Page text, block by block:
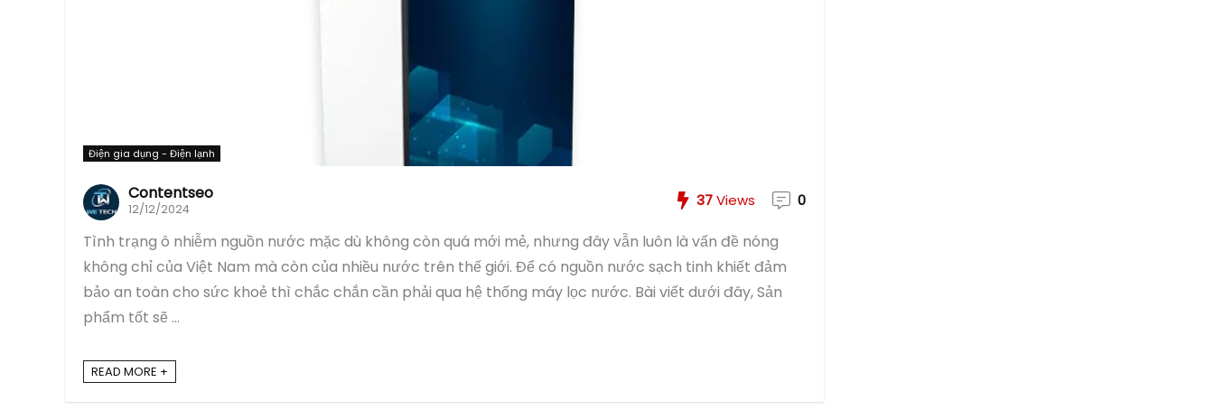
Điện gia dụng - Điện lạnh
Contentseo
12/12/2024 37Views 0
Tình trạng ô nhiễm nguồn nước mặc dù không còn quá mới mẻ, nhưng đây vẫn luôn là vấn đề nóng
không chỉ của Việt Nam mà còn của nhiều nước trên thế giới. Để có nguồn nước sạch tinh khiết đảm
bảo an toàn cho sức khoẻ thì chắc chắn cần phải qua hệ thống máy lọc nước. Bài viết dưới đây, Sản
phẩm tốt sẽ ...
READ MORE +